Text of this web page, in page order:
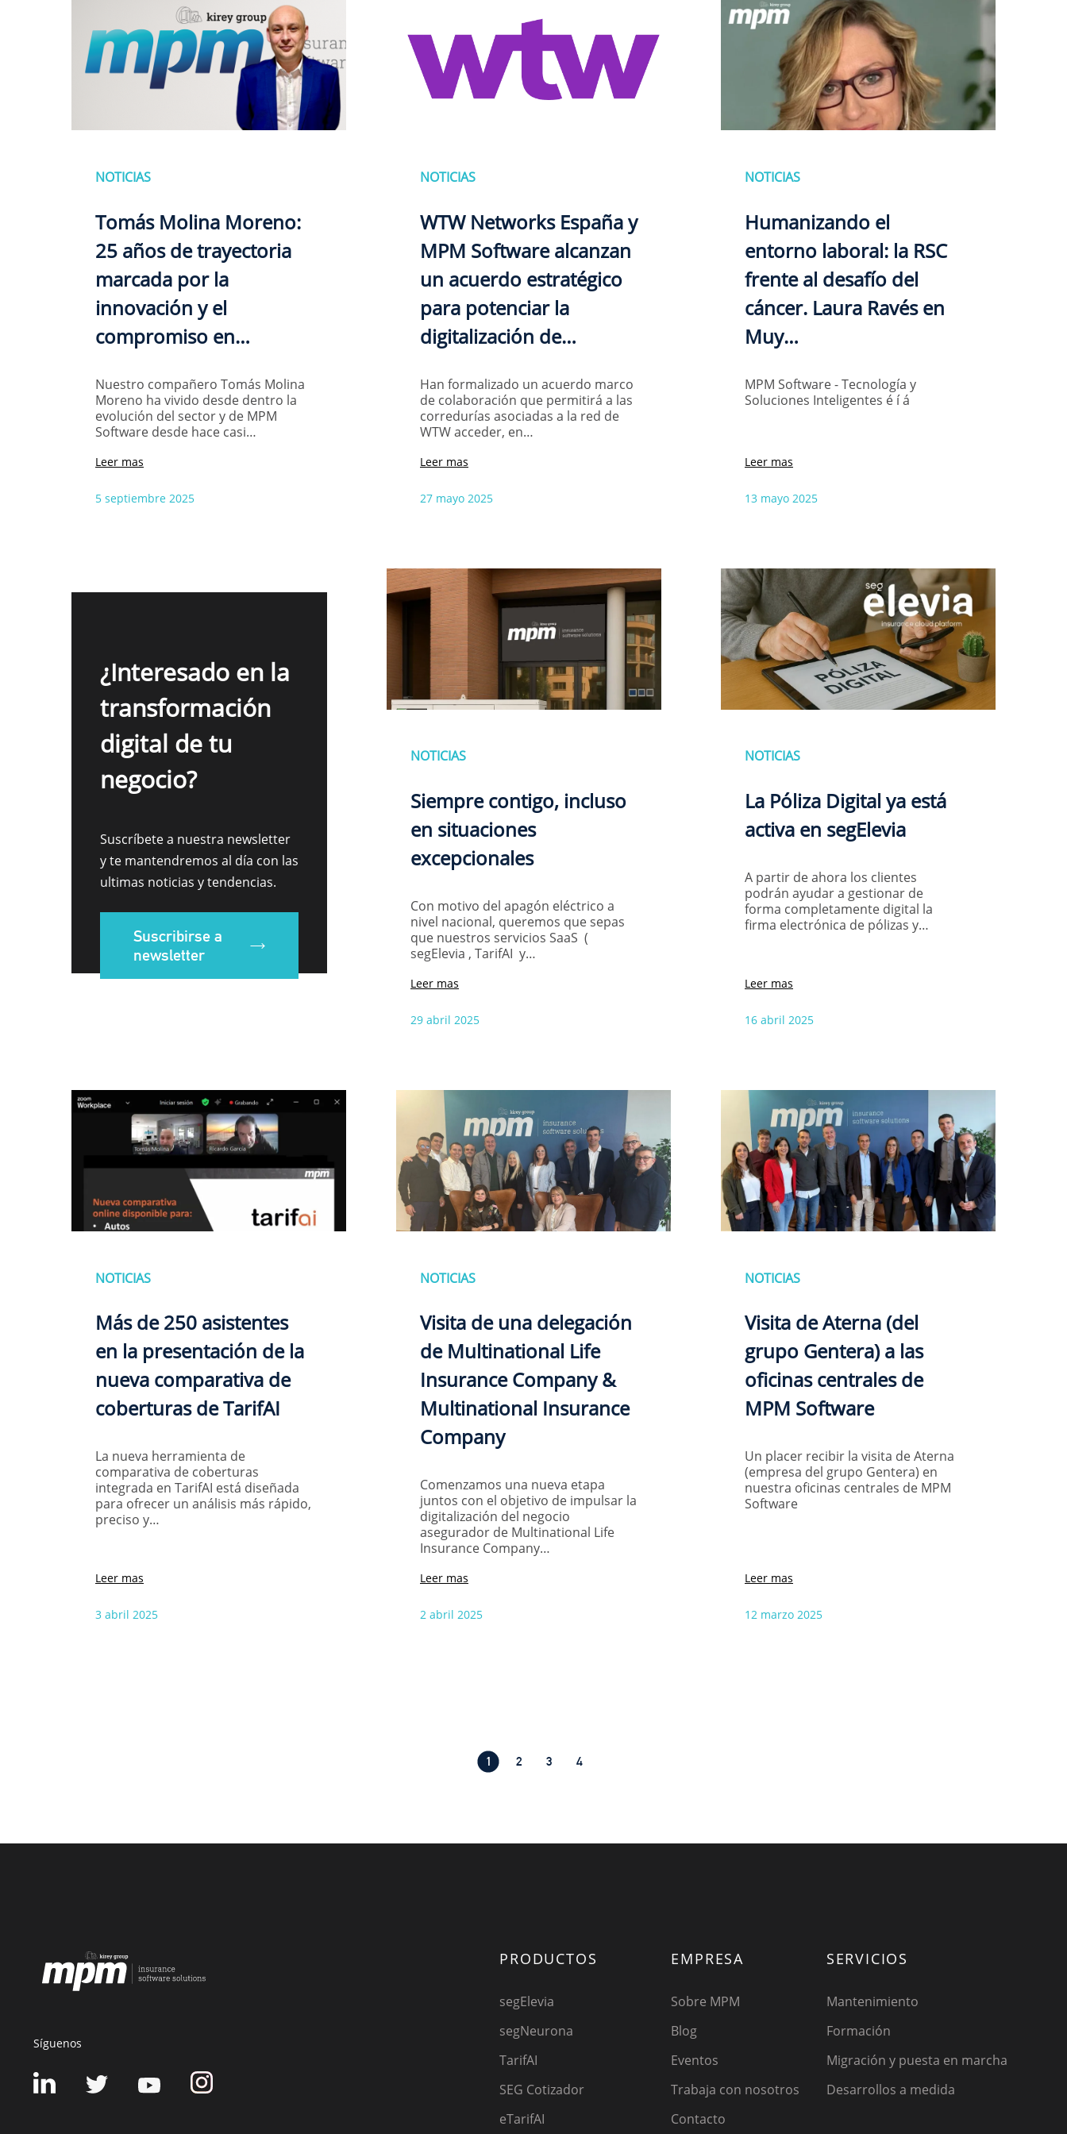
NOTICIAS
Tomás Molina Moreno:
25 años de trayectoria
marcada por la
innovación y el
compromiso en…
Nuestro compañero Tomás Molina
Moreno ha vivido desde dentro la
evolución del sector y de MPM
Software desde hace casi…
5 septiembre 2025
Leer mas
NOTICIAS
WTW Networks España y
MPM Software alcanzan
un acuerdo estratégico
para potenciar la
digitalización de…
Han formalizado un acuerdo marco
de colaboración que permitirá a las
corredurías asociadas a la red de
WTW acceder, en…
27 mayo 2025
Leer mas
NOTICIAS
Humanizando el
entorno laboral: la RSC
frente al desafío del
cáncer. Laura Ravés en
Muy…
MPM Software - Tecnología y
Soluciones Inteligentes é í á
13 mayo 2025
Leer mas
NOTICIAS
Siempre contigo, incluso
en situaciones
excepcionales
Con motivo del apagón eléctrico a
nivel nacional, queremos que sepas
que nuestros servicios SaaS (
segElevia , TarifAI y…
29 abril 2025
Leer mas
NOTICIAS
La Póliza Digital ya está
activa en segElevia
A partir de ahora los clientes
podrán ayudar a gestionar de
forma completamente digital la
firma electrónica de pólizas y…
16 abril 2025
Leer mas
NOTICIAS
Más de 250 asistentes
en la presentación de la
nueva comparativa de
coberturas de TarifAI
La nueva herramienta de
comparativa de coberturas
integrada en TarifAI está diseñada
para ofrecer un análisis más rápido,
preciso y…
3 abril 2025
Leer mas
NOTICIAS
Visita de una delegación
de Multinational Life
Insurance Company &
Multinational Insurance
Company
Comenzamos una nueva etapa
juntos con el objetivo de impulsar la
digitalización del negocio
asegurador de Multinational Life
Insurance Company…
2 abril 2025
Leer mas
NOTICIAS
Visita de Aterna (del
grupo Gentera) a las
oficinas centrales de
MPM Software
Un placer recibir la visita de Aterna
(empresa del grupo Gentera) en
nuestra oficinas centrales de MPM
Software
12 marzo 2025
Leer mas
¿Interesado en la
transformación
digital de tu
negocio?
Suscríbete a nuestra newsletter
y te mantendremos al día con las
ultimas noticias y tendencias.
Suscribirse a
newsletter
1 2 3 4
Síguenos
PRODUCTOS
segElevia
segNeurona
TarifAI
SEG Cotizador
eTarifAI
EMPRESA
Sobre MPM
Blog
Eventos
Trabaja con nosotros
Contacto
SERVICIOS
Mantenimiento
Formación
Migración y puesta en marcha
Desarrollos a medida